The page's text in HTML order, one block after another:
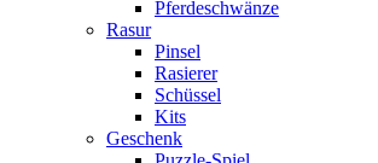
Pferdeschwänze
Rasur
Pinsel
Rasierer
Schüssel
Kits
Geschenk